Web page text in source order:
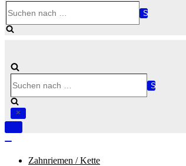
nach …
nach …
Navigation
Zahnriemen / Kette